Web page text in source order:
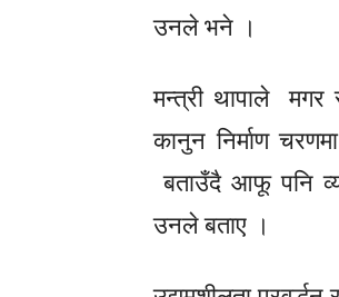
उनले भने ।
मन्त्री थापाले मगर
कानुन निर्माण
बताउँदै आफू पनि
उनले बताए ।